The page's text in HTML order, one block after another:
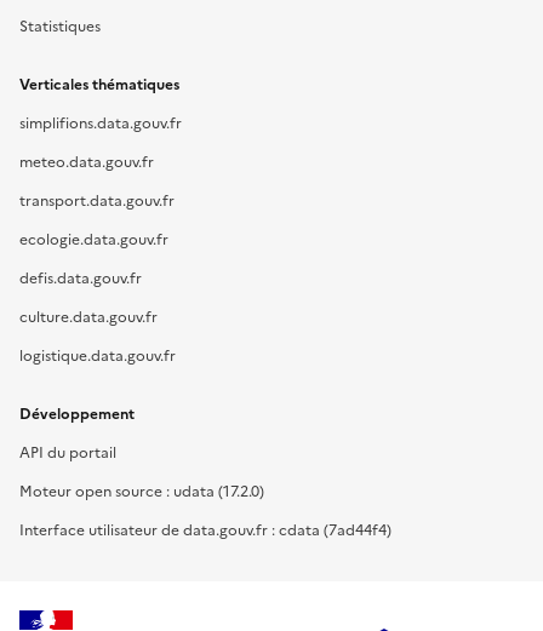
Statistiques
Verticales thématiques
simplifions.data.gouv.fr
meteo.data.gouv.fr
transport.data.gouv.fr
ecologie.data.gouv.fr
defis.data.gouv.fr
culture.data.gouv.fr
logistique.data.gouv.fr
Développement
API du portail
Moteur open source : udata (17.2.0)
Interface utilisateur de data.gouv.fr : cdata (7ad44f4)